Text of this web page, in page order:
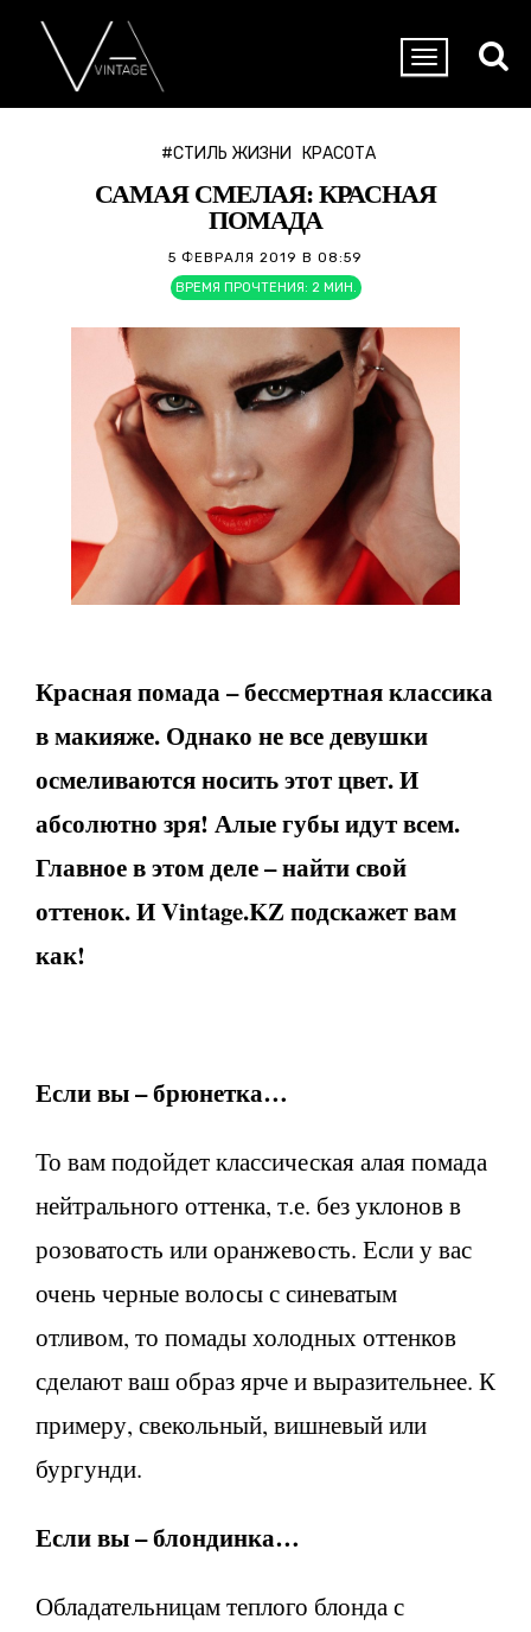
#СТИЛЬ ЖИЗНИ КРАСОТА
САМАЯ СМЕЛАЯ: КРАСНАЯ
ПОМАДА
5 ФЕВРАЛЯ 2019 В 08:59
ВРЕМЯ ПРОЧТЕНИЯ: 2 МИН.
Красная помада – бессмертная классика
в макияже. Однако не все девушки
осмеливаются носить этот цвет. И
абсолютно зря! Алые губы идут всем.
Главное в этом деле – найти свой
оттенок. И Vintage.KZ подскажет вам
как!
Если вы – брюнетка…
То вам подойдет классическая алая помада
нейтрального оттенка, т.е. без уклонов в
розоватость или оранжевость. Если у вас
очень черные волосы с синеватым
отливом, то помады холодных оттенков
сделают ваш образ ярче и выразительнее. К
примеру, свекольный, вишневый или
бургунди.
Если вы – блондинка…
Обладательницам теплого блонда с